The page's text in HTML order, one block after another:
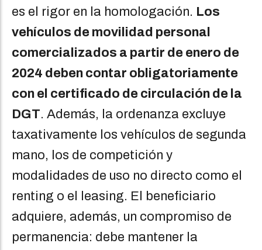
es el rigor en la homologación. Los
vehículos de movilidad personal
comercializados a partir de enero de
2024 deben contar obligatoriamente
con el certificado de circulación de la
DGT. Además, la ordenanza excluye
taxativamente los vehículos de segunda
mano, los de competición y
modalidades de uso no directo como el
renting o el leasing. El beneficiario
adquiere, además, un compromiso de
permanencia: debe mantener la